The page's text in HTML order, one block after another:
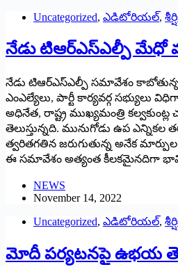
Uncategorized, ఎడిటోరియల్,
నేడు టిఆర్‌ఎస్‌ఎల్పీ మేధో
నేడు టిఆర్‌ఎస్‌ఎల్పీ సమావేశం
ఎంఎల్యేలు, పార్టీ కార్యవర్గ సభ్యులు
అధినేత, రాష్ట్ర ముఖ్యమంత్రి కల్వకుంట్ల
తెలుస్తున్నది. మునుగోడు ఉప
త్వరితగతిన జరుగుతున్న అనేక
ఈ సమావేశం అత్యంత కీలకమైనదిగా
NEWS
November 14, 2022
Uncategorized, ఎడిటోరియల్,
మోదీ పర్యటనపై ఉభయ